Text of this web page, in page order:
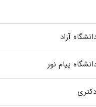
آزاد
پیام نور